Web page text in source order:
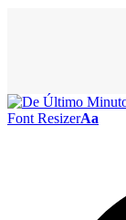
Font ResizerAa